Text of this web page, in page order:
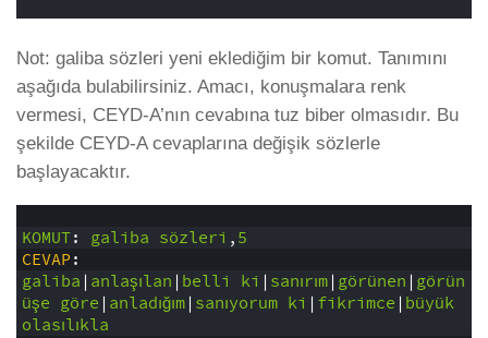
Not: galiba sözleri yeni eklediğim bir komut. Tanımını
aşağıda bulabilirsiniz. Amacı, konuşmalara renk
vermesi, CEYD-A’nın cevabına tuz biber olmasıdır. Bu
şekilde CEYD-A cevaplarına değişik sözlerle
başlayacaktır.
KOMUT: galiba sözleri ,5
CEVAP:
galiba | anlaşılan | belli ki | sanırım| görünen | görün
üşe göre | anladığım| sanıyorum ki | fikrimce | büyük
olasılıkla